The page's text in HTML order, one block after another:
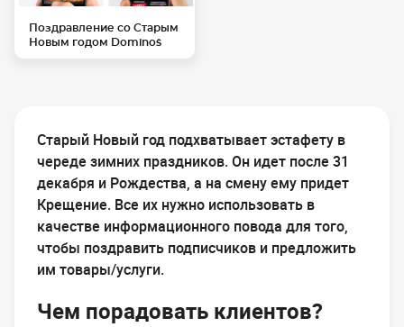
Поздравление со Старым
Новым годом Domino`s
Старый Новый год подхватывает эстафету в
череде зимних праздников. Он идет после 31
декабря и Рождества, а на смену ему придет
Крещение. Все их нужно использовать в
качестве информационного повода для того,
чтобы поздравить подписчиков и предложить
им товары/услуги.
Чем порадовать клиентов?